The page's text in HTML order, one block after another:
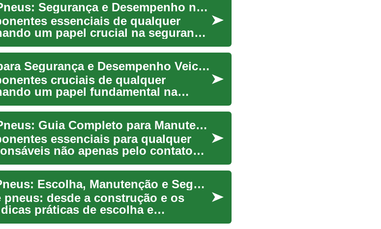
A Importância dos Pneus: Segurança e Desempenho na Estrada
essenciais de qualquer
um papel crucial na segurança,
Pneus: Essenciais para Segurança e Desempenho Veicular
cruciais de qualquer
um papel fundamental na
e ...
A Importância dos Pneus: Guia Completo para Manutenção e Segurança
essenciais para qualquer
não apenas pelo contato
Guia Completo de Pneus: Escolha, Manutenção e Segurança
desde a construção e os
práticas de escolha e